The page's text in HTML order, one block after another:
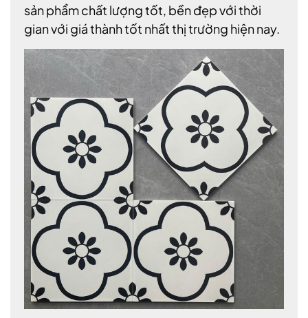
sản phẩm chất lượng tốt, bền đẹp với thời
gian với giá thành tốt nhất thị trường hiện nay.